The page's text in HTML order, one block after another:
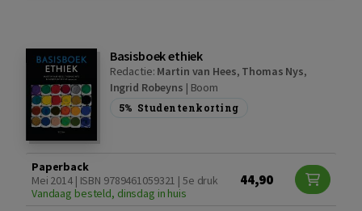
Basisboek ethiek
Redactie: Martin van Hees, Thomas Nys,
Ingrid Robeyns | Boom
5% Studentenkorting
Paperback
Mei 2014 | ISBN 9789461059321 | 5e druk
Vandaag besteld, dinsdag in huis
44,90